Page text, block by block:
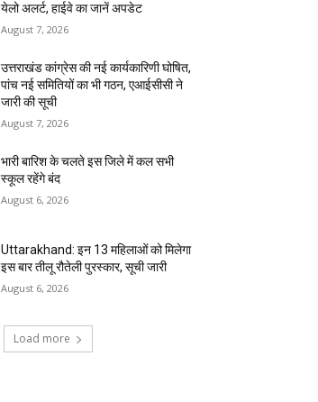
येलो अलर्ट, हाईवे का जानें अपडेट
August 7, 2026
उत्तराखंड कांग्रेस की नई कार्यकारिणी घोषित,
पांच नई समितियों का भी गठन, एआईसीसी ने
जारी की सूची
August 7, 2026
भारी बारिश के चलते इस जिले में कल सभी
स्कूल रहेंगे बंद
August 6, 2026
Uttarakhand: इन 13 महिलाओं को मिलेगा
इस बार तीलू रौतेली पुरस्कार, सूची जारी
August 6, 2026
Load more